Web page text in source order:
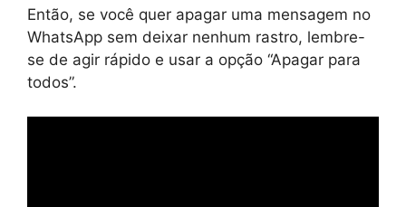
Então, se você quer apagar uma mensagem no
WhatsApp sem deixar nenhum rastro, lembre-
se de agir rápido e usar a opção “Apagar para
todos”.